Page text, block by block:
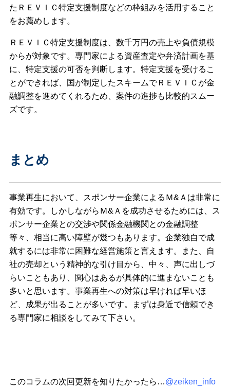
たＲＥＶＩＣ特定支援制度などの枠組みを活用すること
をお薦めします。
ＲＥＶＩＣ特定支援制度は、数千万円の売上や負債規模
からが対象です。専門家による資産査定や弁済計画を基
に、特定支援の可否を判断します。特定支援を受けるこ
とができれば、国が制定したスキームでＲＥＶＩＣが金
融調整を進めてくれるため、案件の進捗も比較的スムー
ズです。
まとめ
事業再生において、スポンサー企業によるＭ&Ａは非常に
有効です。しかしながらＭ&Ａを成功させるためには、ス
ポンサー企業との交渉や関係金融機関との金融調整
等々、相当に高い障壁が幾つもあります。企業独自で成
就するには非常に困難な経営施策と言えます。また、自
社の売却という精神的な引け目から、中々、声に出しづ
らいこともあり、関心はあるが具体的に進まないことも
多いと思います。事業再生への対策は早ければ早いほ
ど、成果が出ることが多いです。まずは身近で信頼でき
る専門家に相談をしてみて下さい。
このコラムの次回更新を知りたかったら…@zeiken_info